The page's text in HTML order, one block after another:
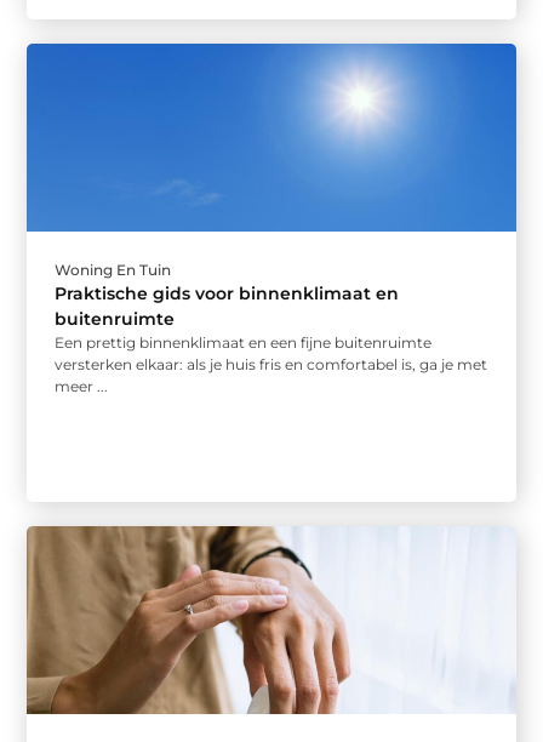
Woning En Tuin
Praktische gids voor binnenklimaat en
buitenruimte
Een prettig binnenklimaat en een fijne buitenruimte
versterken elkaar: als je huis fris en comfortabel is, ga je met
meer ...